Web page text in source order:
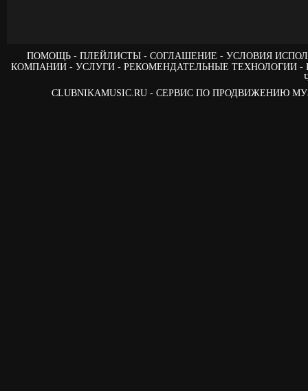
ПОМОЩЬ ПЛЕЙЛИСТЫ СОГЛАШЕНИЕ
УСЛОВИЯ
КОМПАНИИ
УСЛУГИ РЕКОМЕНДАТЕЛЬНЫЕ ТЕХНОЛОГИИ
CLUBNIKAMUSIC.RU - СЕРВИС ПО ПРОДВИЖЕНИЮ